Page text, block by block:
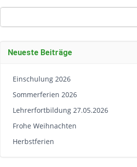
for:
Neueste Beiträge
Einschulung 2026
Sommerferien 2026
Lehrerfortbildung 27.05.2026
Frohe Weihnachten
Herbstferien